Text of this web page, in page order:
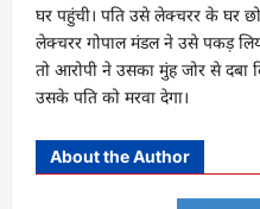
घर पहुंची। पति उसे लेक्चरर के घर
लेक्चरर गोपाल मंडल ने उसे पकड़
तो आरोपी ने उसका मुंह जोर से दबा
उसके पति को मरवा देगा।
About the Author